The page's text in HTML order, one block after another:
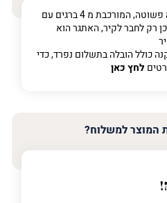
התקנת לוחות תפילה / הנצחה פשוטה, המורכבת מ 4 ברגים עם
רק לחבר לקיר, האתגר הוא
כולל הובלה בתשלום נפרד, כדי
לחץ כאן
המוצר למשלוח?